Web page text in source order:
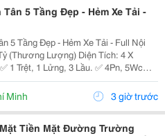
5 Tầng Đẹp - Hẻm Xe Tải -
5 Tầng Đẹp - Hẻm Xe Tải - Full Nội
Lượng) Diện Tích: 4 X
✅ Phòng Thờ, Phòng Giặt, Sân
Tải, Gần Mặt Tiền, Thuận...
Minh 3 giờ trước
Tiền Mặt Đường Trường